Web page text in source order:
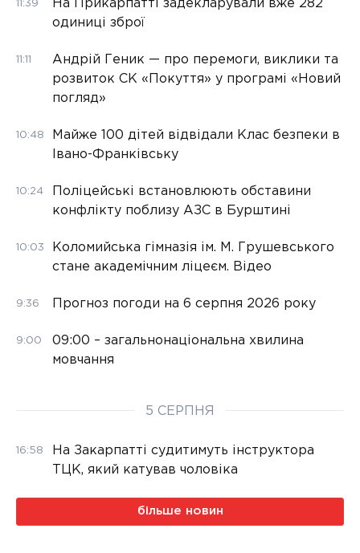
11:39
На Прикарпатті задекларували вже 282
одиниці зброї
11:11
Андрій Геник — про перемоги, виклики та
розвиток СК «Покуття» у програмі «Новий
погляд»
10:48
Майже 100 дітей відвідали Клас безпеки в
Івано-Франківську
10:24
Поліцейські встановлюють обставини
конфлікту поблизу АЗС в Бурштині
10:03
Коломийська гімназія ім. М. Грушевського
стане академічним ліцеєм. Відео
9:36 Прогноз погоди на 6 серпня 2026 року
9:00
09:00 – загальнонаціональна хвилина
мовчання
5 СЕРПНЯ
16:58
На Закарпатті судитимуть інструктора
ТЦК, який катував чоловіка
більше новин